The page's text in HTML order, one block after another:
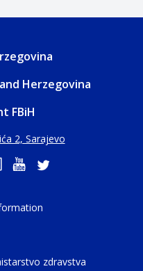
Herzegovina
FBiH
2, Sarajevo
zdravstva